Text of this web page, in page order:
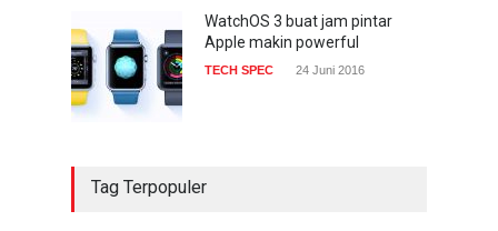
WatchOS 3 buat jam pintar
Apple makin powerful
TECH SPEC 24 Juni 2016
Tag Terpopuler